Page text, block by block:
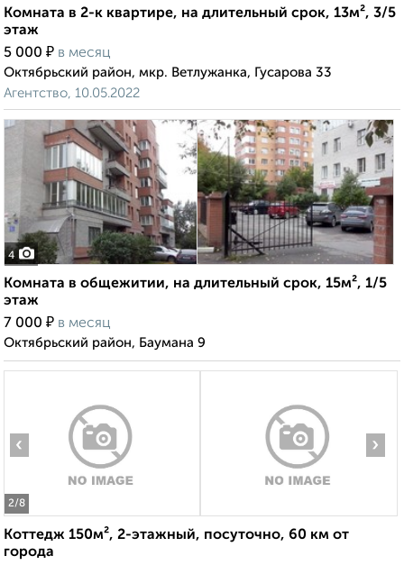
Комната в 2-к квартире, на длительный срок, 13м², 3/5
этаж
5 000 ₽ в месяц
Октябрьский район, мкр. Ветлужанка, Гусарова 33
Агентство, 10.05.2022
4
Комната в общежитии, на длительный срок, 15м², 1/5
этаж
7 000 ₽ в месяц
Октябрьский район, Баумана 9
2/8
‹ ›
Коттедж 150м², 2-этажный, посуточно, 60 км от
города